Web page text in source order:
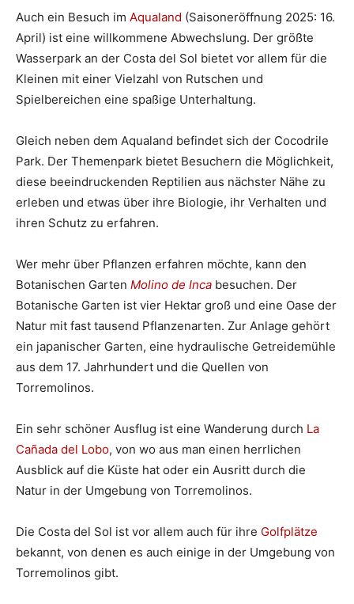
Auch ein Besuch im Aqualand (Saisoneröffnung 2025: 16.
April) ist eine willkommene Abwechslung. Der größte
Wasserpark an der Costa del Sol bietet vor allem für die
Kleinen mit einer Vielzahl von Rutschen und
Spielbereichen eine spaßige Unterhaltung.
Gleich neben dem Aqualand befindet sich der Cocodrile
Park. Der Themenpark bietet Besuchern die Möglichkeit,
diese beeindruckenden Reptilien aus nächster Nähe zu
erleben und etwas über ihre Biologie, ihr Verhalten und
ihren Schutz zu erfahren.
Wer mehr über Pflanzen erfahren möchte, kann den
Botanischen Garten Molino de Inca besuchen. Der
Botanische Garten ist vier Hektar groß und eine Oase der
Natur mit fast tausend Pflanzenarten. Zur Anlage gehört
ein japanischer Garten, eine hydraulische Getreidemühle
aus dem 17. Jahrhundert und die Quellen von
Torremolinos.
Ein sehr schöner Ausflug ist eine Wanderung durch La
Cañada del Lobo, von wo aus man einen herrlichen
Ausblick auf die Küste hat oder ein Ausritt durch die
Natur in der Umgebung von Torremolinos.
Die Costa del Sol ist vor allem auch für ihre Golfplätze
bekannt, von denen es auch einige in der Umgebung von
Torremolinos gibt.